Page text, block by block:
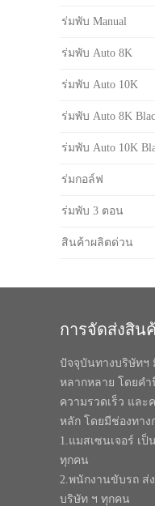
ร่มพับ Manual
ร่มพับ Auto 8K
ร่มพับ Auto 10K
ร่มพับ Auto 8K
ร่มพับ Auto 10K
ร่มกอล์ฟ
ร่มพับ 3 ตอน
สินค้าผลิตด่วน
การจัดส่งสิน
ปัจจุบันทางบริษัทฯ
หลากหลาย โดยคำ
ความรวดเร็ว แล
หลัก โดยมีช่องทาง
1.แมสเซนเจอร์ เ
ทุกคน
2.พนักงานขับรถ ส่
บริษัท ฯ ทุกคน